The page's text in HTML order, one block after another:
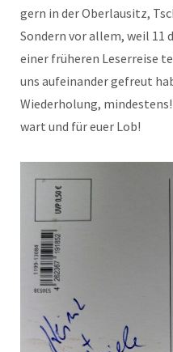
gern in der Oberlausitz,
Sondern vor allem, weil 11
einer früheren Leserreise
uns aufeinander gefreut
Wiederholung,
wart und für euer Lob!